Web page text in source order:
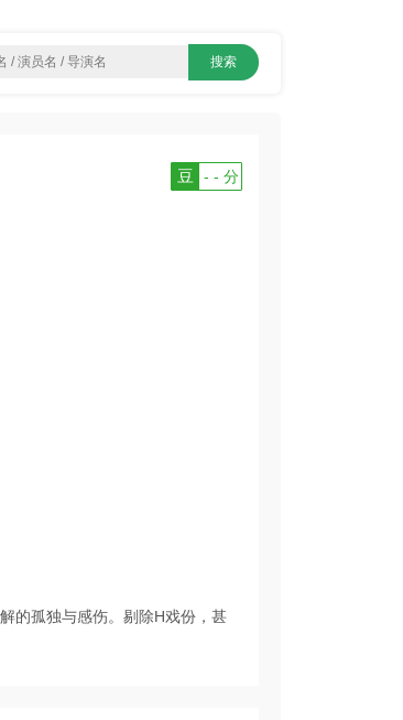
豆 - - 分
的孤独与感伤。剔除H戏份，甚